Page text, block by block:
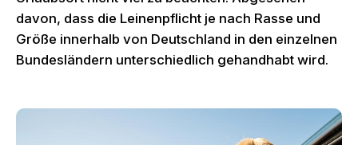
davon, dass die Leinenpflicht je nach Rasse und
Größe innerhalb von Deutschland in den einzelnen
Bundesländern unterschiedlich gehandhabt wird.